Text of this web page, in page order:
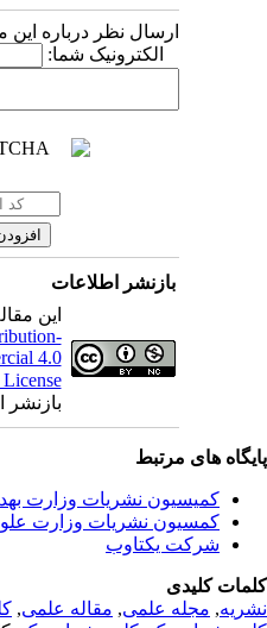
ارسال نظر درباره این
الکترونیک شما:
بازنشر اطلاعات
این
4.0
License
بازنشر
های مرتبط
کمیسیون نشریات وزارت
کمسیون نشریات وزارت علوم
شرکت یکتاوب
کلیدی
,مجله علمی, مقاله علمی,